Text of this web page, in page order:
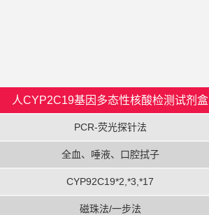
人CYP2C19基因多态性核酸检测试剂盒
PCR-荧光探针法
全血、唾液、口腔拭子
CYP92C19*2,*3,*17
磁珠法/一步法